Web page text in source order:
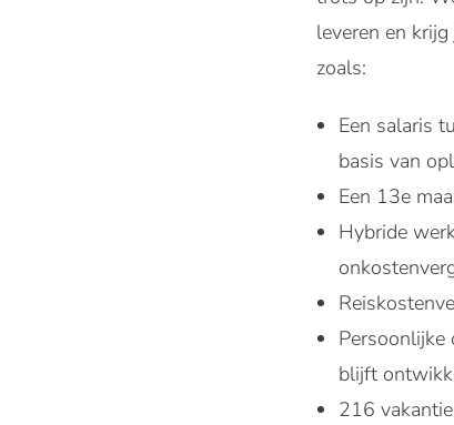
leveren en
zoals:
Een salaris
basis van
Een 13e
Hybride
blijft
216